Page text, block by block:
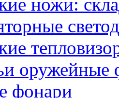
оружейные
фонари